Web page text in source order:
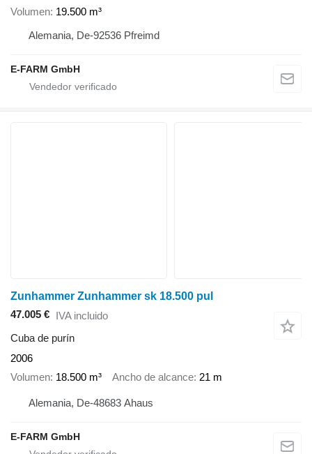
Volumen 19.500 m³
Alemania, De-92536 Pfreimd
E-FARM GmbH
Zunhammer Zunhammer sk 18.500 pul
47.005 € IVA incluido
Cuba de purín
2006
Volumen 18.500 m³ Ancho de alcance 21 m
Alemania, De-48683 Ahaus
E-FARM GmbH